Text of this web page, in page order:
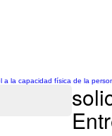
la capacidad física de la